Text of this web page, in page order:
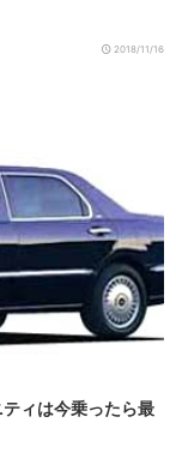
2018/11/16
ィは今乗ったら最